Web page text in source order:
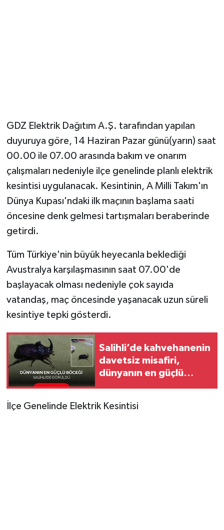
GDZ Elektrik Dağıtım A.Ş. tarafından yapılan
duyuruya göre, 14 Haziran Pazar günü(yarın) saat
00.00 ile 07.00 arasında bakım ve onarım
çalışmaları nedeniyle ilçe genelinde planlı elektrik
kesintisi uygulanacak. Kesintinin, A Milli Takım'ın
Dünya Kupası'ndaki ilk maçının başlama saati
öncesine denk gelmesi tartışmaları beraberinde
getirdi.
Tüm Türkiye'nin büyük heyecanla beklediği
Avustralya karşılaşmasının saat 07.00'de
başlayacak olması nedeniyle çok sayıda
vatandaş, maç öncesinde yaşanacak uzun süreli
kesintiye tepki gösterdi.
Salihli’de kahvehanenin
davetsiz misafiri,
dünyanın en güçlü
İlçe Genelinde Elektrik Kesintisi